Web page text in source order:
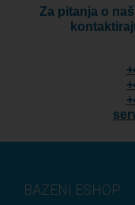
Za pitanja o
BAZENI ESHOP